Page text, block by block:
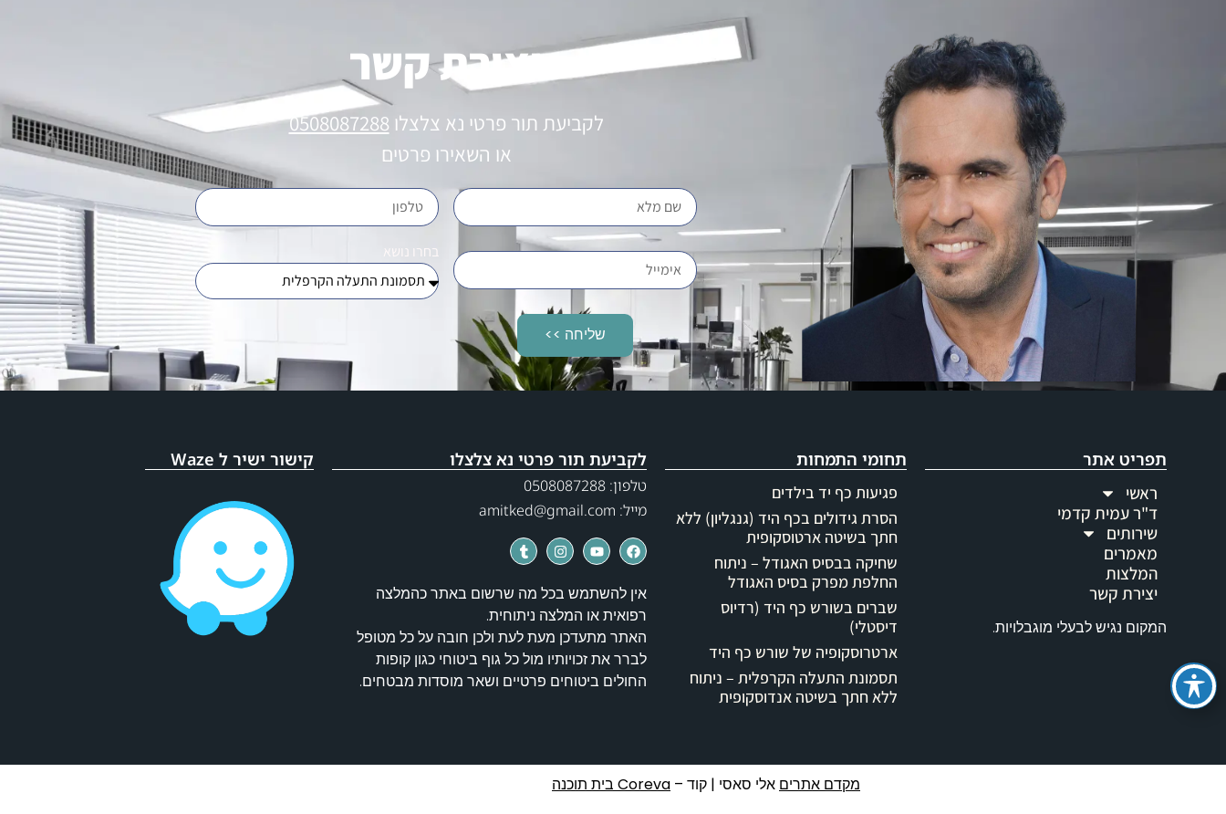
יצירת קשר
לקביעת תור פרטי נא צלצלו 0508087288
או השאירו פרטים
בחרו נושא
שליחה >>
תפריט אתר
ראשי
ד"ר עמית קדמי
שירותים
מאמרים
המלצות
יצירת קשר
המקום נגיש לבעלי מוגבלויות.
תחומי התמחות
פגיעות כף יד בילדים
הסרת גידולים בכף היד (גנגליון) ללא
חתך בשיטה ארטוסקופית
שחיקה בבסיס האגודל – ניתוח
החלפת מפרק בסיס האגודל
שברים בשורש כף היד (רדיוס
דיסטלי)
ארטרוסקופיה של שורש כף היד
תסמונת התעלה הקרפלית – ניתוח
ללא חתך בשיטה אנדוסקופית
לקביעת תור פרטי נא צלצלו
טלפון: 0508087288
מייל: amitked@gmail.com
אין להשתמש בכל מה שרשום באתר כהמלצה
רפואית או המלצה ניתוחית.
האתר מתעדכן מעת לעת ולכן חובה על כל מטופל
לברר את זכויותיו מול כל גוף ביטוחי כגון קופות
החולים ביטוחים פרטיים ושאר מוסדות מבטחים.
קישור ישיר ל Waze
מקדם אתרים אלי סאסי | קוד – Coreva בית תוכנה